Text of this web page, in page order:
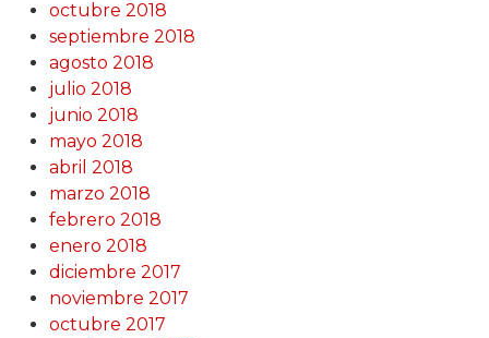
octubre 2018
septiembre 2018
agosto 2018
julio 2018
junio 2018
mayo 2018
abril 2018
marzo 2018
febrero 2018
enero 2018
diciembre 2017
noviembre 2017
octubre 2017